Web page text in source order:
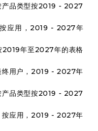
产品类型按2019 - 2027
应用，2019 - 2027年
2019年至2027年的表格
终用户，2019 - 2027年
产品类型按2019 - 2027
按应用，2019 - 2027年